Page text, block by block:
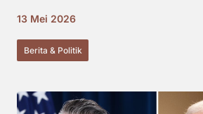
13 Mei 2026
Berita & Politik